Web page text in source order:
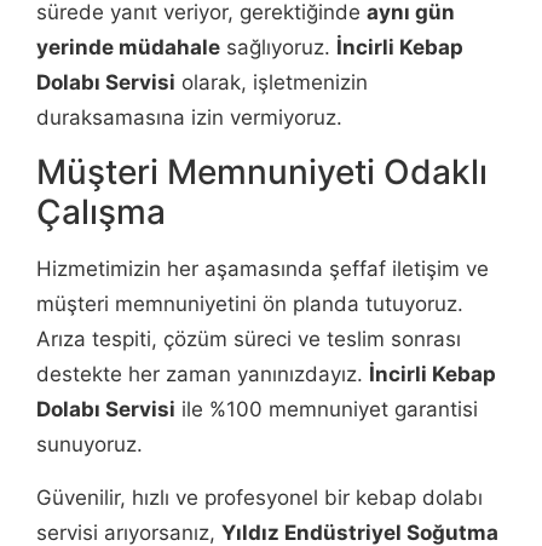
sürede yanıt veriyor, gerektiğinde aynı gün
yerinde müdahale sağlıyoruz. İncirli Kebap
Dolabı Servisi olarak, işletmenizin
duraksamasına izin vermiyoruz.
Müşteri Memnuniyeti Odaklı
Çalışma
Hizmetimizin her aşamasında şeffaf iletişim ve
müşteri memnuniyetini ön planda tutuyoruz.
Arıza tespiti, çözüm süreci ve teslim sonrası
destekte her zaman yanınızdayız. İncirli Kebap
Dolabı Servisi ile %100 memnuniyet garantisi
sunuyoruz.
Güvenilir, hızlı ve profesyonel bir kebap dolabı
servisi arıyorsanız, Yıldız Endüstriyel Soğutma